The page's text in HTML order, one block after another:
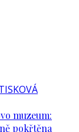
muzeum:
pokřtěna